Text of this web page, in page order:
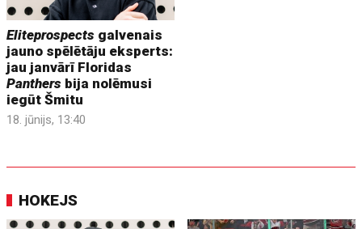
Eliteprospects galvenais
jauno spēlētāju eksperts:
jau janvārī Floridas
Panthers bija nolēmusi
iegūt Šmitu
18. jūnijs, 13:40
HOKEJS